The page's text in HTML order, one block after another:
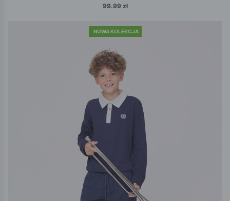
99.99 zł
NOWA KOLEKCJA